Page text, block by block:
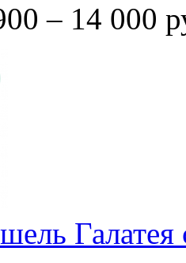
– 14 000
Галатея